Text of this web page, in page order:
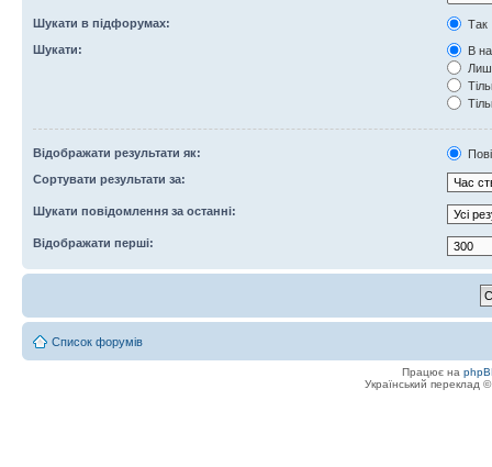
Шукати в підфорумах:
Так
Шукати:
В
Відображати результати як:
Сортувати результати за:
Шукати повідомлення за останні:
Відображати перші:
Список форумів
Працює на
Український переклад